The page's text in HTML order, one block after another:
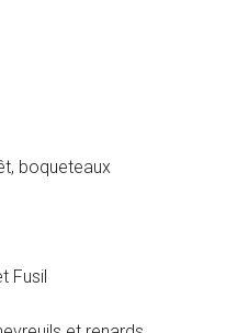
boqueteaux
Fusil